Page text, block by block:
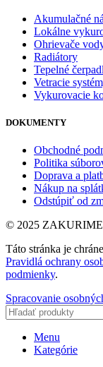
Akumulačné
Lokálne
Ohrievače
Radiátory
Tepelné
Vetracie
Vykurovacie
DOKUMENTY
Obchodné
Politika
Doprava a
Nákup na
Odstúpiť od
© 2025
Táto stránka je
Pravidlá ochrany
podmienky.
Spracovanie
Menu
Kategórie